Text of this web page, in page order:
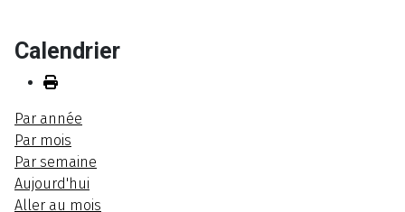
Calendrier
Par année
Par mois
Par semaine
Aujourd'hui
Aller au mois